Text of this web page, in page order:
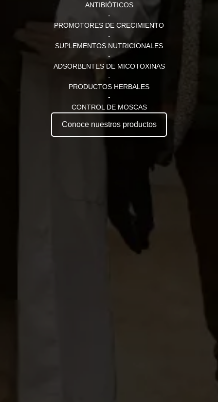
ANTIBIÓTICOS
-
PROMOTORES DE CRECIMIENTO
-
SUPLEMENTOS NUTRICIONALES
-
ADSORBENTES DE MICOTOXINAS
-
PRODUCTOS HERBALES
-
CONTROL DE MOSCAS
Conoce nuestros productos